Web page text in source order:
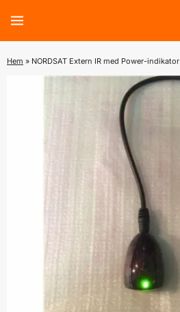
content
Hem » NORDSAT Extern IR med Power-indikator